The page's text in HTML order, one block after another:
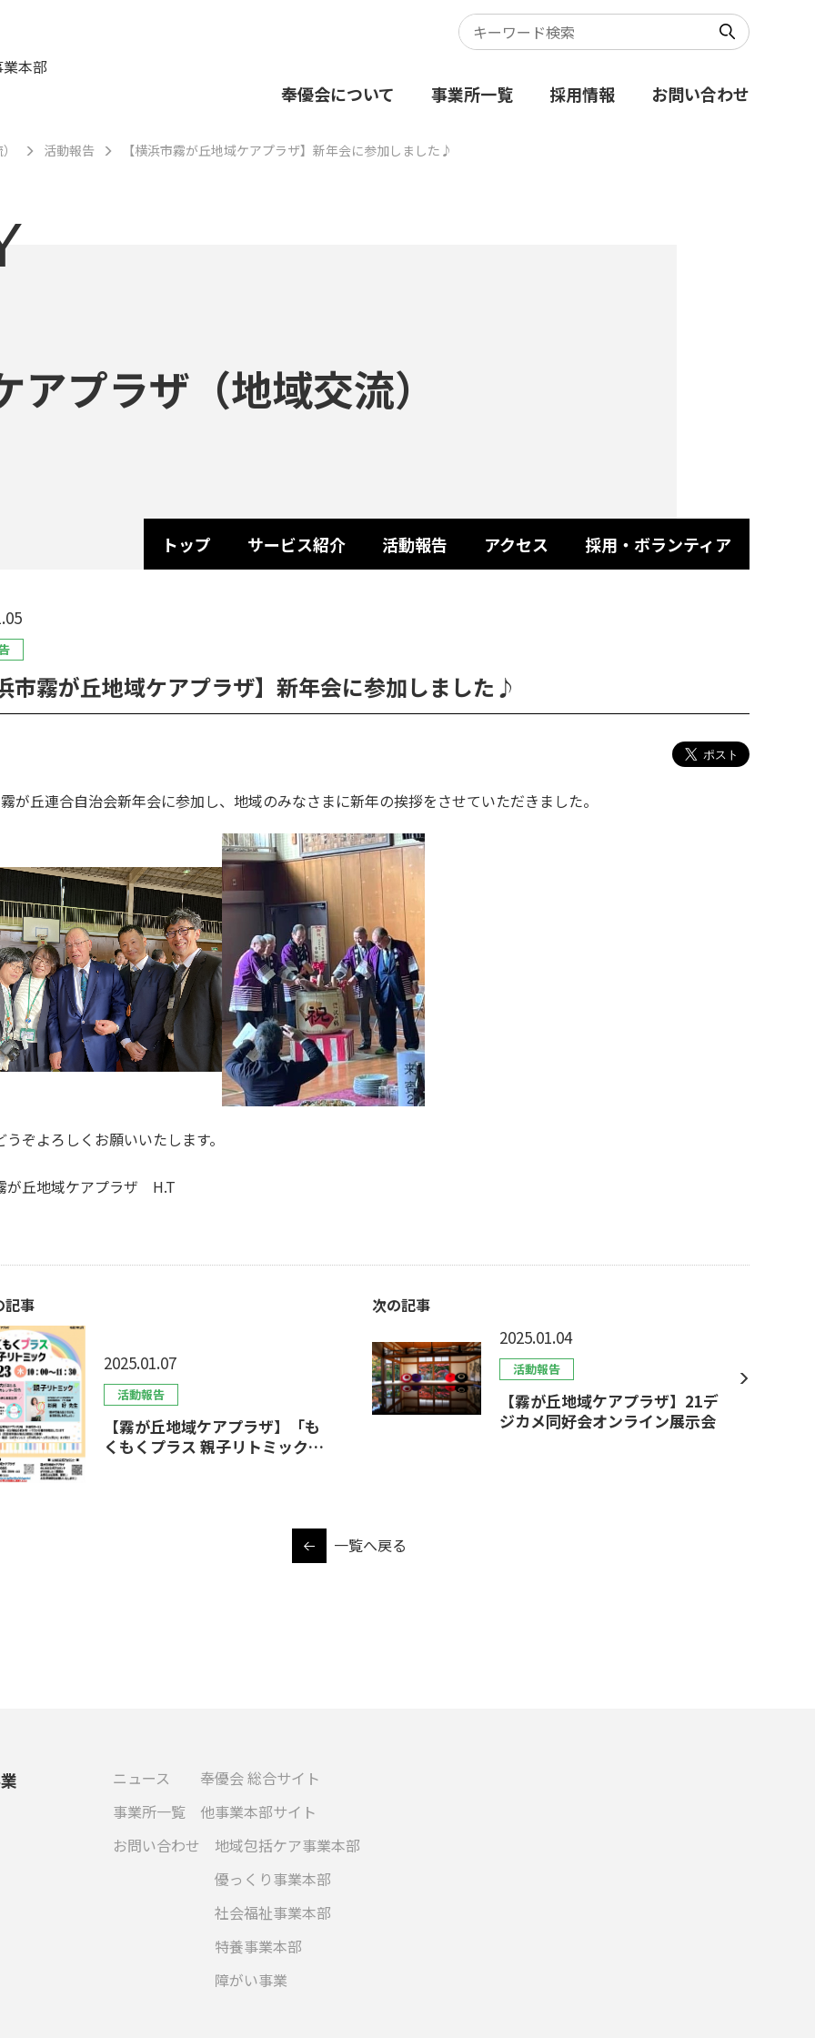
本部
奉優会について 事業所一覧 採用情報 お問い合わせ
活動報告 【横浜市霧が丘地域ケアプラザ】新年会に参加しました♪
プラザ（地域交流）
トップ サービス紹介 活動報告 アクセス 採用・ボランティア
市霧が丘地域ケアプラザ】新年会に参加しました♪
が丘連合自治会新年会に参加し、地域のみなさまに新年の挨拶をさせていただきました。
うぞよろしくお願いいたします。
が丘地域ケアプラザ H.T
記事
2025.01.07
活動報告
【霧が丘地域ケアプラザ】「も
くもくプラス 親子リトミック」
次の記事
2025.01.04
活動報告
【霧が丘地域ケアプラザ】21デ
ジカメ同好会オンライン展示会
一覧へ戻る
ニュース
事業所一覧
お問い合わせ
奉優会 総合サイト
他事業本部サイト
地域包括ケア事業本部
優っくり事業本部
社会福祉事業本部
特養事業本部
障がい事業